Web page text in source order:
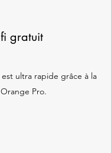
gratuit
ultra rapide grâce à la
Pro.